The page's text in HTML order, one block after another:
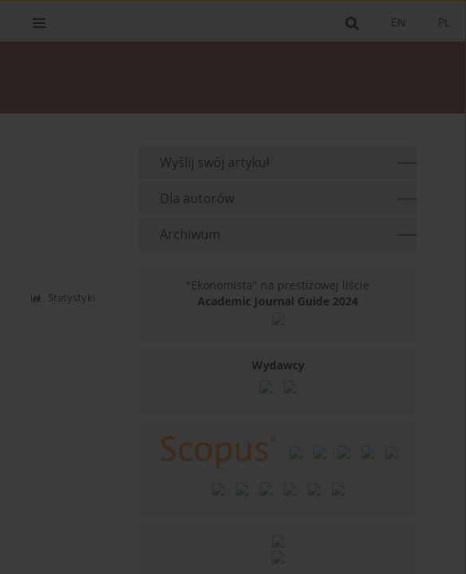
PL
EN
Statystyki
Wyślij swój artykuł
Dla autorów
Archiwum
"Ekonomista" na prestiżowej liście
Academic Journal Guide 2024
Wydawcy